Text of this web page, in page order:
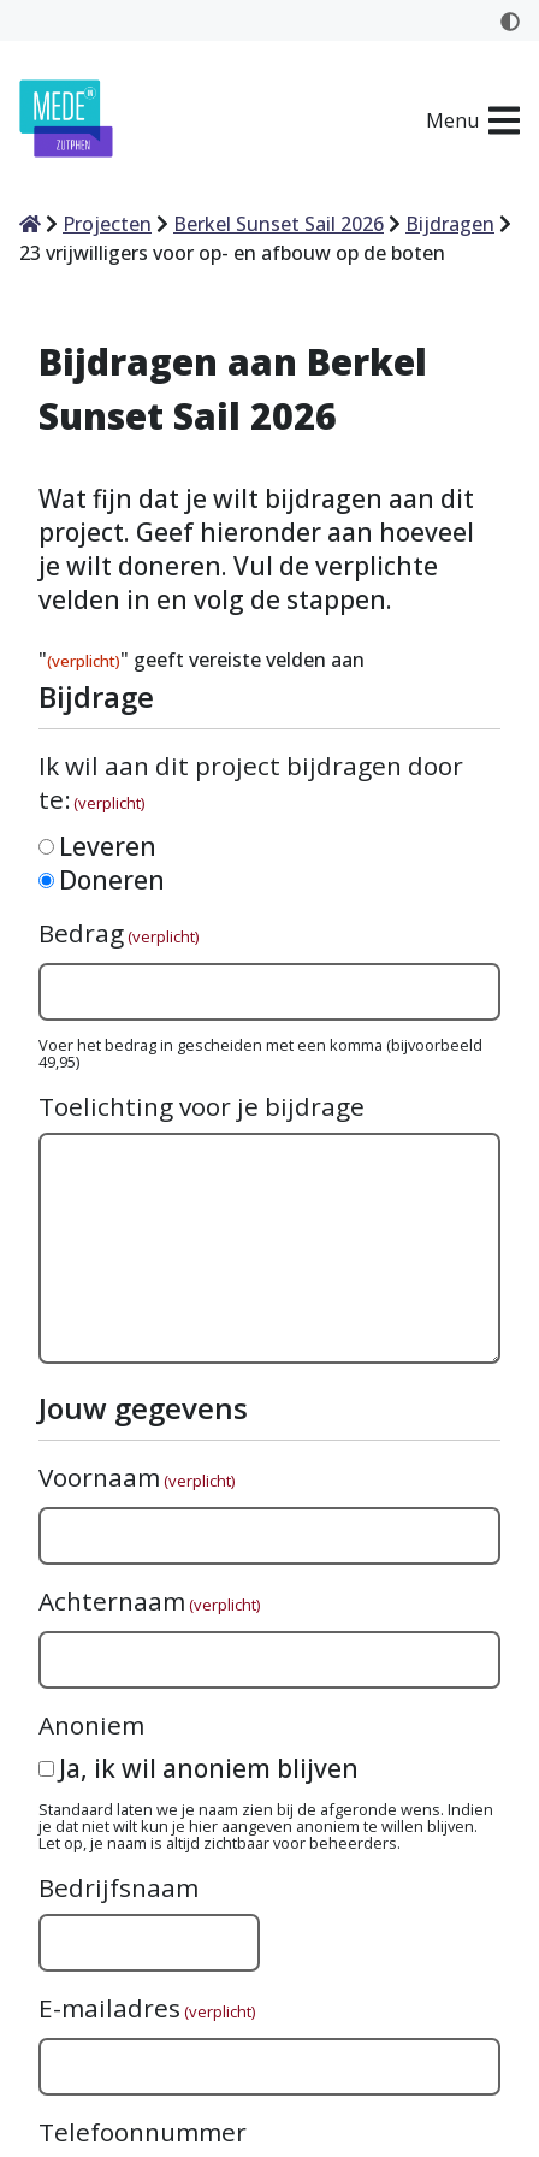
Menu
HomeProjecten Berkel Sunset Sail 2026
Bijdragen
23 vrijwilligers voor op- en afbouw op de boten
Bijdragen aan Berkel
Sunset Sail 2026
Wat fijn dat je wilt bijdragen aan dit
project. Geef hieronder aan hoeveel
je wilt doneren. Vul de verplichte
velden in en volg de stappen.
"(verplicht)" geeft vereiste velden aan
Bijdrage
Ik wil aan dit project bijdragen door
te:(verplicht)
Leveren
Doneren
Bedrag(verplicht)
Voer het bedrag in gescheiden met een komma (bijvoorbeeld
49,95)
Toelichting voor je bijdrage
Jouw gegevens
Voornaam (verplicht)
Achternaam (verplicht)
Anoniem
Ja, ik wil anoniem blijven
Standaard laten we je naam zien bij de afgeronde wens. Indien
je dat niet wilt kun je hier aangeven anoniem te willen blijven.
Let op, je naam is altijd zichtbaar voor beheerders.
Bedrijfsnaam
E-mailadres (verplicht)
Telefoonnummer